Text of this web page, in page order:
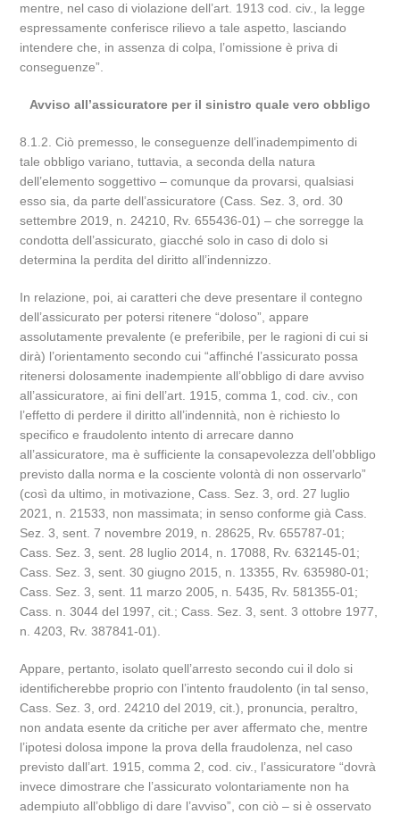
mentre, nel caso di violazione dell’art. 1913 cod. civ., la legge
espressamente conferisce rilievo a tale aspetto, lasciando
intendere che, in assenza di colpa, l’omissione è priva di
conseguenze”.
Avviso all’assicuratore per il sinistro quale vero obbligo
8.1.2. Ciò premesso, le conseguenze dell’inadempimento di
tale obbligo variano, tuttavia, a seconda della natura
dell’elemento soggettivo – comunque da provarsi, qualsiasi
esso sia, da parte dell’assicuratore (Cass. Sez. 3, ord. 30
settembre 2019, n. 24210, Rv. 655436-01) – che sorregge la
condotta dell’assicurato, giacché solo in caso di dolo si
determina la perdita del diritto all’indennizzo.
In relazione, poi, ai caratteri che deve presentare il contegno
dell’assicurato per potersi ritenere “doloso”, appare
assolutamente prevalente (e preferibile, per le ragioni di cui si
dirà) l’orientamento secondo cui “affinché l’assicurato possa
ritenersi dolosamente inadempiente all’obbligo di dare avviso
all’assicuratore, ai fini dell’art. 1915, comma 1, cod. civ., con
l’effetto di perdere il diritto all’indennità, non è richiesto lo
specifico e fraudolento intento di arrecare danno
all’assicuratore, ma è sufficiente la consapevolezza dell’obbligo
previsto dalla norma e la cosciente volontà di non osservarlo”
(così da ultimo, in motivazione, Cass. Sez. 3, ord. 27 luglio
2021, n. 21533, non massimata; in senso conforme già Cass.
Sez. 3, sent. 7 novembre 2019, n. 28625, Rv. 655787-01;
Cass. Sez. 3, sent. 28 luglio 2014, n. 17088, Rv. 632145-01;
Cass. Sez. 3, sent. 30 giugno 2015, n. 13355, Rv. 635980-01;
Cass. Sez. 3, sent. 11 marzo 2005, n. 5435, Rv. 581355-01;
Cass. n. 3044 del 1997, cit.; Cass. Sez. 3, sent. 3 ottobre 1977,
n. 4203, Rv. 387841-01).
Appare, pertanto, isolato quell’arresto secondo cui il dolo si
identificherebbe proprio con l’intento fraudolento (in tal senso,
Cass. Sez. 3, ord. 24210 del 2019, cit.), pronuncia, peraltro,
non andata esente da critiche per aver affermato che, mentre
l’ipotesi dolosa impone la prova della fraudolenza, nel caso
previsto dall’art. 1915, comma 2, cod. civ., l’assicuratore “dovrà
invece dimostrare che l’assicurato volontariamente non ha
adempiuto all’obbligo di dare l’avviso”, con ciò – si è osservato